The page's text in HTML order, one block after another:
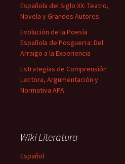
Española del Siglo XX: Teatro,
Novela y Grandes Autores
Evolución de la Poesía
Española de Posguerra: Del
Arraigo a la Experiencia
Estrategias de Comprensión
Lectora, Argumentación y
Normativa APA
Wiki Literatura
Español